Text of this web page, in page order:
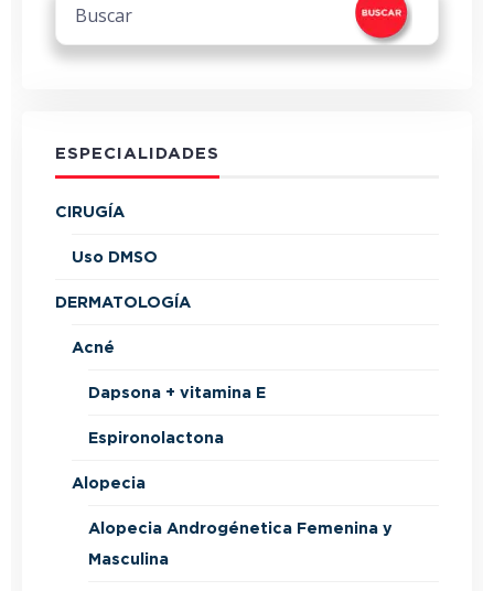
ESPECIALIDADES
CIRUGÍA
Uso DMSO
DERMATOLOGÍA
Acné
Dapsona + vitamina E
Espironolactona
Alopecia
Alopecia Androgénetica Femenina y
Masculina